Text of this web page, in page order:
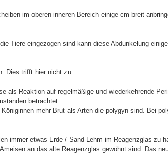
im oberen inneren Bereich einige cm breit
Tiere eingezogen sind kann diese Abdunkelung
Dies trifft hier nicht zu.
als Reaktion auf regelmäßige und wiederkehrende
betrachtet.
mehr Brut als Arten die polygyn sind. Bei
immer etwas Erde / Sand-Lehm im Reagenzglas zu
an das alte Reagenzglas gewöhnt sind. Das